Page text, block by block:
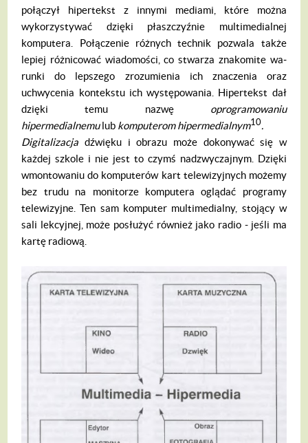
połączył hipertekst z innymi mediami, które można
wykorzystywać dzięki płaszczyź­nie multimedialnej
komputera. Połączenie różnych technik pozwala także
lepiej różnico­wać wiadomości, co stwarza znakomite wa­
runki do lepszego zrozumienia ich znaczenia oraz
uchwycenia kontekstu ich występowa­nia. Hipertekst dał
dzięki temu nazwę opro­gramowaniu
hipermedialnemulub kompute­rom hipermedialnym10.
Digitalizacja dźwięku i obrazu może doko­nywać się w
każdej szkole i nie jest to czymś nadzwyczajnym. Dzięki
wmontowaniu do komputerów kart telewizyjnych możemy
bez trudu na monitorze komputera oglądać pro­gramy
telewizyjne. Ten sam komputer multi­medialny, stojący w
sali lekcyjnej, może po­służyć również jako radio - jeśli ma
kartę ra­diową.